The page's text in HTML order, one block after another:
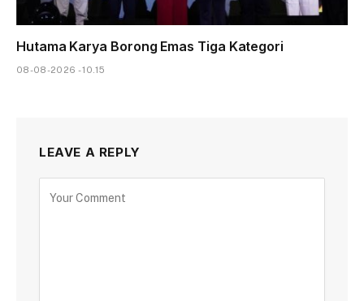
Hutama Karya Borong Emas Tiga Kategori
08-08-2026 - 10.15
LEAVE A REPLY